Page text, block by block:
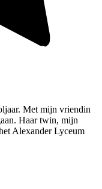
Met mijn vriendin
Haar twin, mijn
Alexander Lyceum